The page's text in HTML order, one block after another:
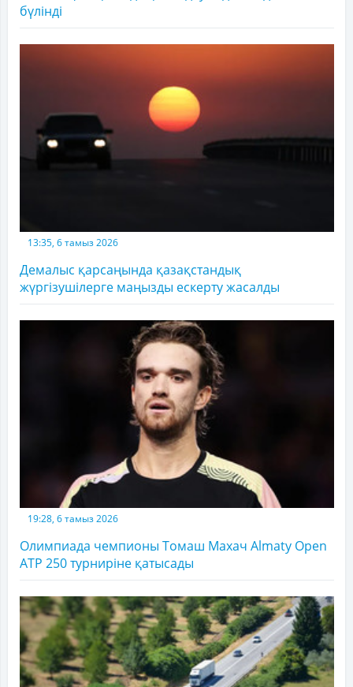
бүлінді
13:35, 6 тамыз 2026
Демалыс қарсаңында қазақстандық
жүргізушілерге маңызды ескерту жасалды
19:28, 6 тамыз 2026
Олимпиада чемпионы Томаш Махач Almaty Open
ATP 250 турниріне қатысады